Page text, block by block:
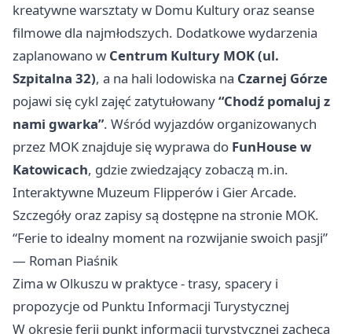
kreatywne warsztaty w Domu Kultury oraz seanse
filmowe dla najmłodszych. Dodatkowe wydarzenia
zaplanowano w Centrum Kultury MOK (ul.
Szpitalna 32), a na hali lodowiska na Czarnej Górze
pojawi się cykl zajęć zatytułowany“Chodź pomaluj z
nami gwarka”. Wśród wyjazdów organizowanych
przez MOK znajduje się wyprawa do FunHouse w
Katowicach, gdzie zwiedzający zobaczą m.in.
Interaktywne Muzeum Flipperów i Gier Arcade.
Szczegóły oraz zapisy są dostępne na stronie MOK.
“Ferie to idealny moment na rozwijanie swoich pasji”
— Roman Piaśnik
Zima w Olkuszu w praktyce - trasy, spacery i
propozycje od Punktu Informacji Turystycznej
W okresie ferii punkt informacji turystycznej zachęca